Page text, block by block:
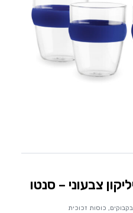
צבעוני – סנטו
, כוסות זכוכית